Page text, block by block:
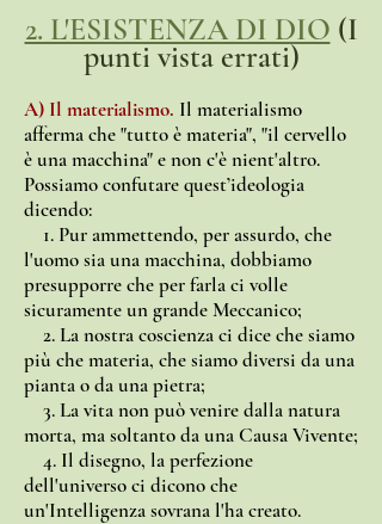
2. L'ESISTENZA DI DIO (I
punti vista errati)
A) Il materialismo. Il materialismo
afferma che "tutto è materia", "il cervello
è una macchina" e non c'è nient'altro.
Possiamo confutare quest’ideologia
dicendo:
1. Pur ammettendo, per assurdo, che
l'uomo sia una macchina, dobbiamo
presupporre che per farla ci volle
sicuramente un grande Meccanico;
2. La nostra coscienza ci dice che siamo
più che materia, che siamo diversi da una
pianta o da una pietra;
3. La vita non può venire dalla natura
morta, ma soltanto da una Causa Vivente;
4. Il disegno, la perfezione
dell'universo ci dicono che
un'Intelligenza sovrana l'ha creato.